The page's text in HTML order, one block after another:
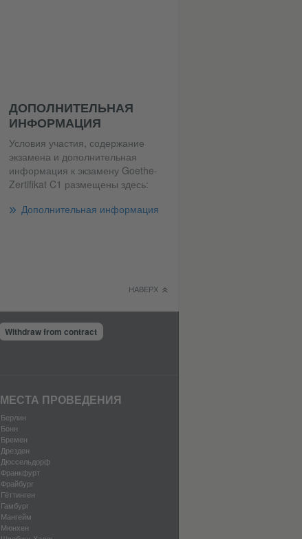
ДОПОЛНИТЕЛЬНАЯ
ИНФОРМАЦИЯ
Условия участия, содержание
экзамена и дополнительная
информация к экзамену Goethe-
Zertifikat C1 размещены здесь:
Дополнительная информация
НАВЕРХ
Withdraw from contract
МЕСТА ПРОВЕДЕНИЯ
Берлин
Бонн
Бремен
Дрезден
Дюссельдорф
Франкфурт
Фрайбург
Гёттинген
Гамбург
Мангейм
Мюнхен